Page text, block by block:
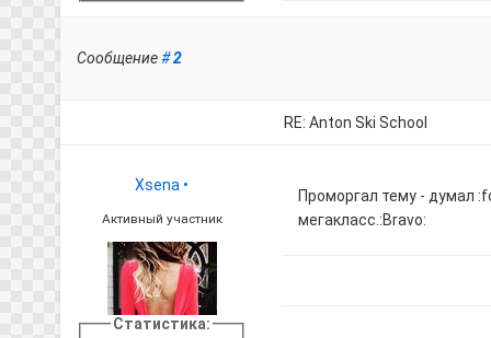
Сообщение#2
RE: Anton Ski School
Xsena •
Активный участник
Статистика:
Проморгал тему - думал
мегакласс.:Bravo: